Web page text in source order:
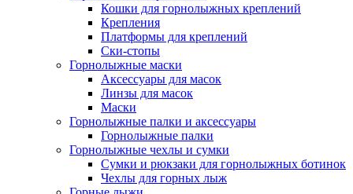
Кошки для горнолыжных креплений
Крепления
Платформы для креплений
Ски-стопы
Горнолыжные маски
Аксессуары для масок
Линзы для масок
Маски
Горнолыжные палки и аксессуары
Горнолыжные палки
Горнолыжные чехлы и сумки
Сумки и рюкзаки для горнолыжных ботинок
Чехлы для горных лыж